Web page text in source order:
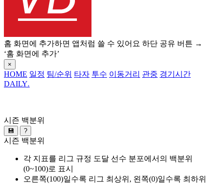
홈 화면에 추가하면 앱처럼 쓸 수 있어요 하단 공유 버튼 →
‘홈 화면에 추가’
×
HOME 일정 팀/순위 타자 투수 이동거리 관중 경기시간
DAILY.
시즌 백분위
💾 ?
시즌 백분위
각 지표를 리그 규정 도달 선수 분포에서의 백분위
(0~100)로 표시
오른쪽(100)일수록 리그 최상위, 왼쪽(0)일수록 최하위